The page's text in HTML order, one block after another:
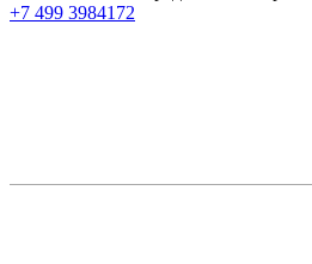
+7 499 3984172